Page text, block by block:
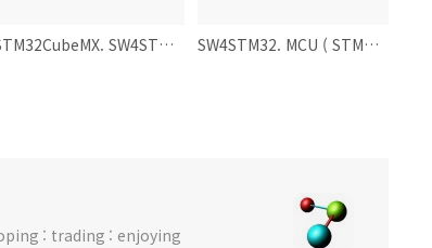
STM32CubeMX. SW4STM32 프로젝트 생성. SW4STM32. MCU ( STM32 ) 에 펌웨어 기록하기.
: trading : enjoying